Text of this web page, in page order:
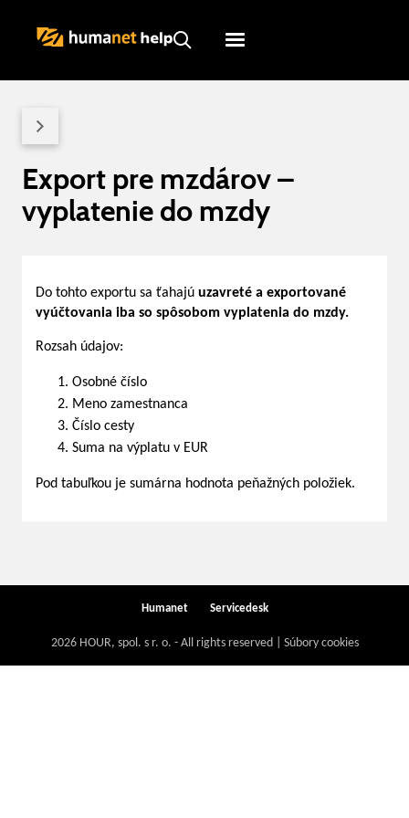
Humanet
Export pre mzdárov –
vyplatenie do mzdy
Do tohto exportu sa ťahajú uzavreté a exportované
vyúčtovania iba so spôsobom vyplatenia do mzdy.
Rozsah údajov:
Osobné číslo
Meno zamestnanca
Číslo cesty
Suma na výplatu v EUR
Pod tabuľkou je sumárna hodnota peňažných položiek.
2026 HOUR, spol. s r. o. - All rights reserved | Súbory cookies
Humanet Servicedesk